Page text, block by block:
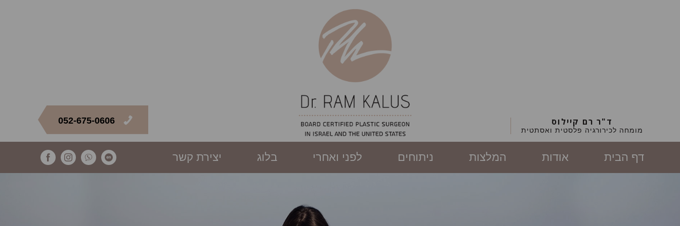
ד"ר רם קיילוס
מומחה לכירורגיה פלסטית ואסתטית
052-675-0606
דף הבית אודות המלצות ניתוחים לפני ואחרי בלוג יצירת קשר